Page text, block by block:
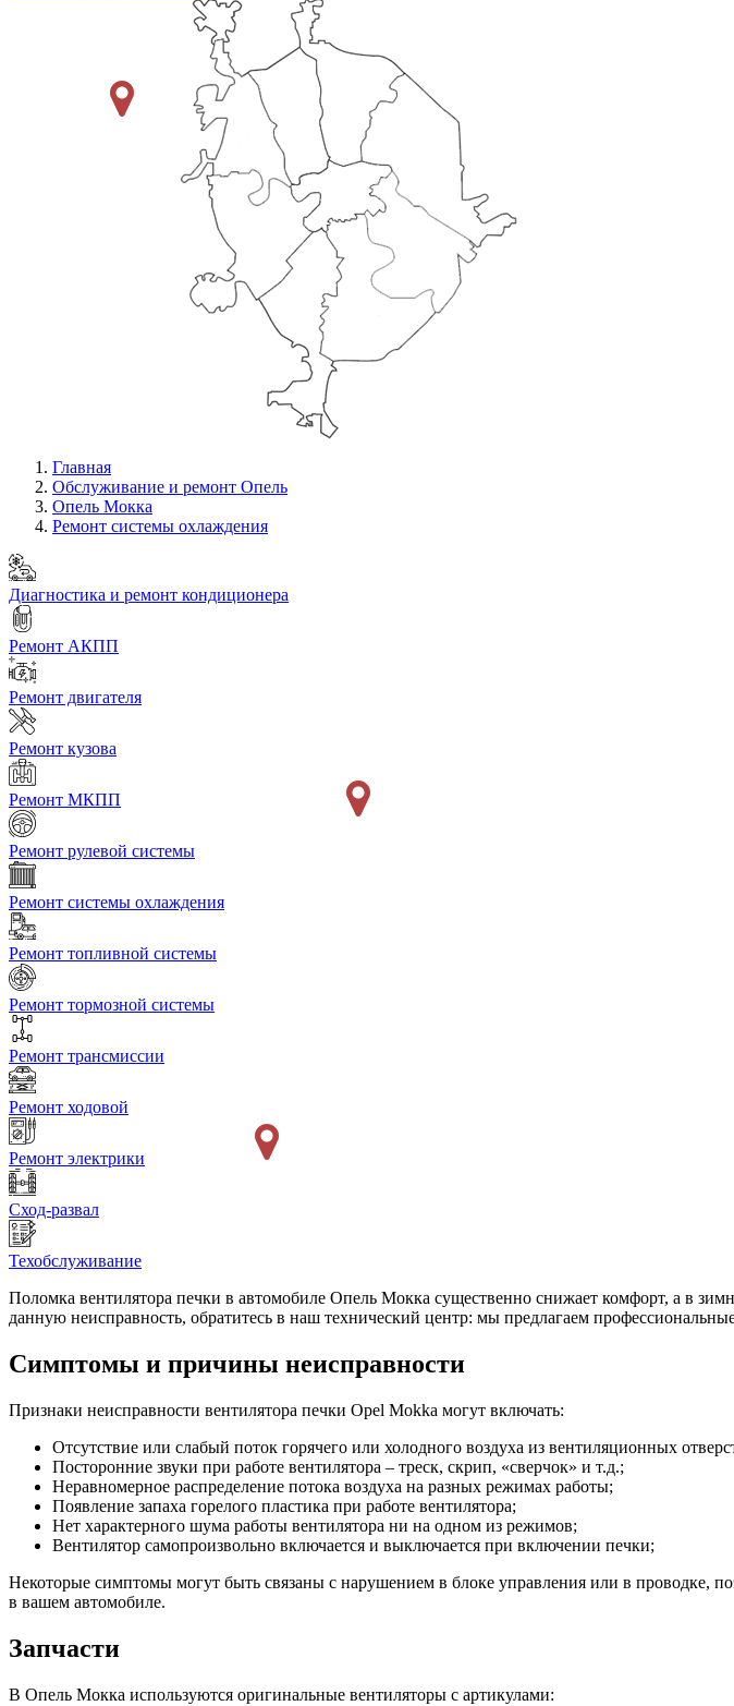
Главная
Обслуживание и ремонт Опель
Опель Мокка
Ремонт системы охлаждения
Диагностика и ремонт кондиционера
Ремонт АКПП
Ремонт двигателя
Ремонт кузова
Ремонт МКПП
Ремонт рулевой системы
Ремонт системы охлаждения
Ремонт топливной системы
Ремонт тормозной системы
Ремонт трансмиссии
Ремонт ходовой
Ремонт электрики
Сход-развал
Техобслуживание
Поломка вентилятора печки в автомобиле Опель Мокка существенно снижает комфорт, а в
данную неисправность, обратитесь в наш технический центр: мы предлагаем
Симптомы и причины неисправности
Признаки неисправности вентилятора печки Opel Mokka могут включать:
Отсутствие или слабый поток горячего или холодного воздуха из вентиляционных
Посторонние звуки при работе вентилятора – треск, скрип, «сверчок» и т.д.;
Неравномерное распределение потока воздуха на разных режимах работы;
Появление запаха горелого пластика при работе вентилятора;
Нет характерного шума работы вентилятора ни на одном из режимов;
Вентилятор самопроизвольно включается и выключается при включении печки;
Некоторые симптомы могут быть связаны с нарушением в блоке управления или в проводке,
в вашем автомобиле.
Запчасти
В Опель Мокка используются оригинальные вентиляторы с артикулами: